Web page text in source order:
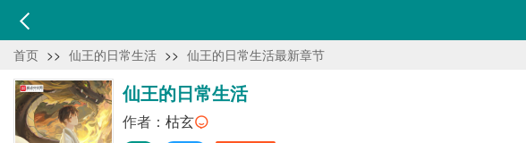
首页 >> 仙王的日常生活 >> 仙王的日常生活最新章节
仙王的日常生活
作者： 枯玄